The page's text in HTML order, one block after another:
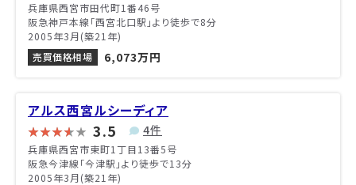
兵庫県西宮市田代町1番46号
阪急神戸本線「西宮北口駅」より徒歩で8分
2005年3月(築21年)
売買価格相場
6,073万円
アルス西宮ルシーディア
3.5 4件
兵庫県西宮市東町1丁目13番5号
阪急今津線「今津駅」より徒歩で13分
2005年3月(築21年)